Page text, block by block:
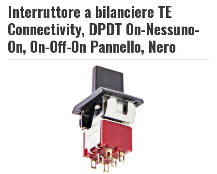
Interruttore a bilanciere TE
Connectivity, DPDT On-Nessuno-
On, On-Off-On Pannello, Nero